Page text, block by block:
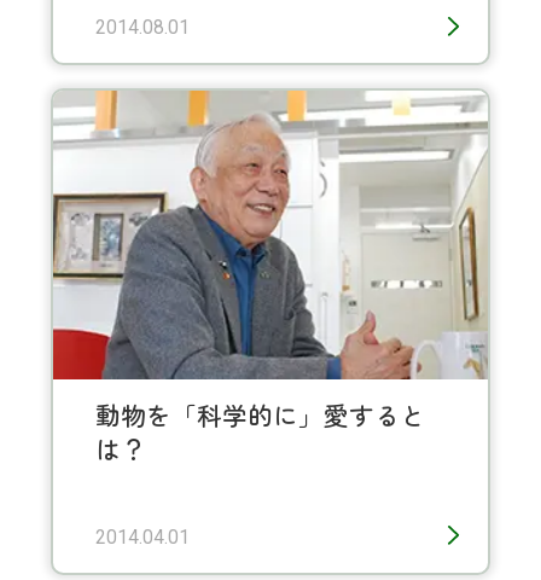
2014.08.01
動物を「科学的に」愛すると
は？
2014.04.01